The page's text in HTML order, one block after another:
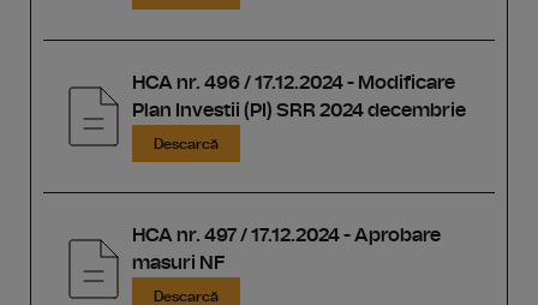
HCA nr. 496 / 17.12.2024 - Modificare
Plan Investii (PI) SRR 2024 decembrie
Descarcă
HCA nr. 497 / 17.12.2024 - Aprobare
masuri NF
Descarcă